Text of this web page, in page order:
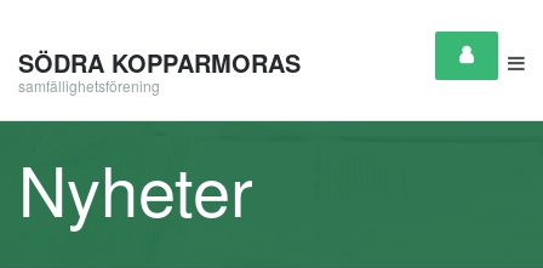
SÖDRA KOPPARMORAS
samfällighetsförening
Nyheter